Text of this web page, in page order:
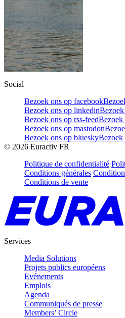
Social
Bezoek ons op facebook
Bezoek ons op linkedin
Bezoek ons op rss-feedBezoek
Bezoek ons op mastodon
Bezoek ons op blueskyBezoek
© 2026 Euractiv FR
Politique de confidentialité
Conditions générales
Conditions de vente
Services
Media Solutions
Projets publics européens
Evénements
Emplois
Agenda
Communiqués de presse
Members’ Circle